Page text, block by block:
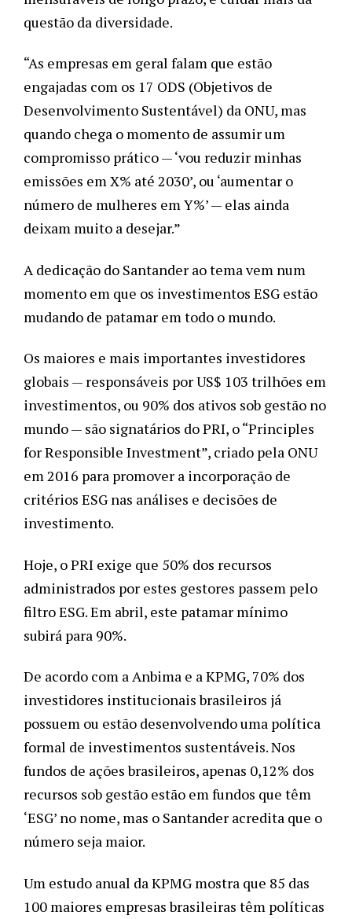
questão da diversidade.
“As empresas em geral falam que estão
engajadas com os 17 ODS (Objetivos de
Desenvolvimento Sustentável) da ONU, mas
quando chega o momento de assumir um
compromisso prático — ‘vou reduzir minhas
emissões em X% até 2030’, ou ‘aumentar o
número de mulheres em Y%’ — elas ainda
deixam muito a desejar.”
A dedicação do Santander ao tema vem num
momento em que os investimentos ESG estão
mudando de patamar em todo o mundo.
Os maiores e mais importantes investidores
globais — responsáveis ​​por US$ 103 trilhões em
investimentos, ou 90% dos ativos sob gestão no
mundo — são signatários do PRI, o “Principles
for Responsible Investment”, criado pela ONU
em 2016 para promover a incorporação de
critérios ESG nas análises e decisões de
investimento.
Hoje, o PRI exige que 50% dos recursos
administrados por estes gestores passem pelo
filtro ESG. Em abril, este patamar mínimo
subirá para 90%.
De acordo com a Anbima e a KPMG, 70% dos
investidores institucionais brasileiros já
possuem ou estão desenvolvendo uma política
formal de investimentos sustentáveis. Nos
fundos de ações brasileiros, apenas 0,12% dos
recursos sob gestão estão em fundos que têm
‘ESG’ no nome, mas o Santander acredita que o
número seja maior.
Um estudo anual da KPMG mostra que 85 das
100 maiores empresas brasileiras têm políticas